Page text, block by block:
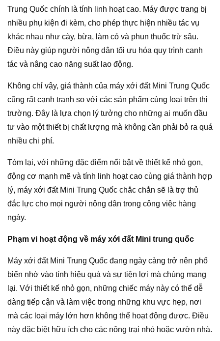
Trung Quốc chính là tính linh hoạt cao. Máy được trang bị
nhiều phụ kiện đi kèm, cho phép thực hiện nhiều tác vụ
khác nhau như cày, bừa, làm cỏ và phun thuốc trừ sâu.
Điều này giúp người nông dân tối ưu hóa quy trình canh
tác và nâng cao năng suất lao động.
Không chỉ vậy, giá thành của máy xới đất Mini Trung Quốc
cũng rất cạnh tranh so với các sản phẩm cùng loại trên thị
trường. Đây là lựa chọn lý tưởng cho những ai muốn đầu
tư vào một thiết bị chất lượng mà không cần phải bỏ ra quá
nhiều chi phí.
Tóm lại, với những đặc điểm nổi bật về thiết kế nhỏ gọn,
động cơ mạnh mẽ và tính linh hoạt cao cùng giá thành hợp
lý, máy xới đất Mini Trung Quốc chắc chắn sẽ là trợ thủ
đắc lực cho mọi người nông dân trong công việc hàng
ngày.
Phạm vi hoạt động về máy xới đất Mini trung quốc
Máy xới đất Mini Trung Quốc đang ngày càng trở nên phổ
biến nhờ vào tính hiệu quả và sự tiện lợi mà chúng mang
lại. Với thiết kế nhỏ gọn, những chiếc máy này có thể dễ
dàng tiếp cận và làm việc trong những khu vực hẹp, nơi
mà các loại máy lớn hơn không thể hoạt động được. Điều
này đặc biệt hữu ích cho các nông trại nhỏ hoặc vườn nhà.